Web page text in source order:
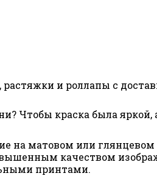
и роллапы с
Чтобы краска была яркой,
на матовом или глянцевом
качеством
принтами.